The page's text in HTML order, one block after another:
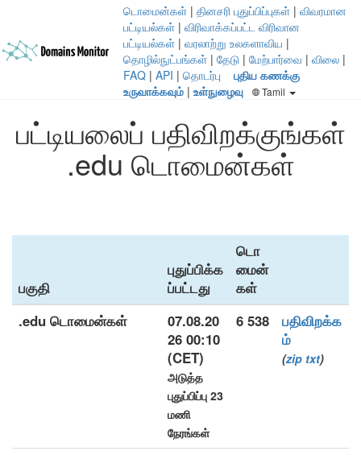
டொமைன்கள் | தினசரி புதுப்பிப்புகள் | விவரமான
பட்டியல்கள் | விரிவாக்கப்பட்ட விரிவான
பட்டியல்கள் | வரலாற்று உலகளாவிய |
தொழில்நுட்பங்கள் | தேடு | மேற்பார்வை | விலை |
FAQ | API | தொடர்பு
புதிய கணக்கு
உருவாக்கவும் | உள்நுழைவு Tamil
பட்டியலைப் பதிவிறக்குங்கள்
.edu டொமைன்கள்
பகுதி
புதுப்பிக்க
ப்பட்டது
டொ
மைன்
கள்
.edu டொமைன்கள்
07.08.20
26 00:10
(CET)
அடுத்த
புதுப்பிப்பு 23
மணி
நேரங்கள்
6 538
பதிவிறக்க
ம்
(zip txt)